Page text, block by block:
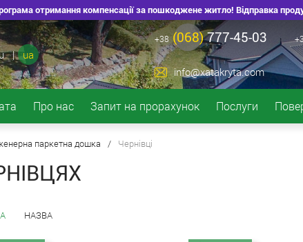
отримання компенсації за пошкоджене житло! Відправка
| ua
+38 (068)777-45-03
info@xatakryta.com
Про нас Запит на прорахунок Послуги
паркетна дошка / Чернівці
НАЗВА